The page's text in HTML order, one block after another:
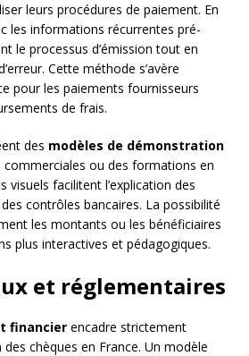
leurs procédures de paiement. En
les informations récurrentes pré-
le processus d’émission tout en
Cette méthode s’avère
pour les paiements fournisseurs
de frais.
des modèles de démonstration
ou des formations en
visuels facilitent l’explication des
contrôles bancaires. La possibilité
les montants ou les bénéficiaires
plus interactives et pédagogiques.
et réglementaires
financier encadre strictement
des chèques en France. Un modèle